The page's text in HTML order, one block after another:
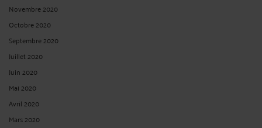
Novembre 2020
Octobre 2020
Septembre 2020
Juillet 2020
Juin 2020
Mai 2020
Avril 2020
Mars 2020